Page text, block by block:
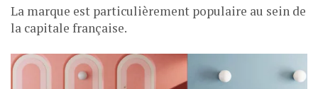
La marque est particulièrement populaire au sein de
la capitale française.